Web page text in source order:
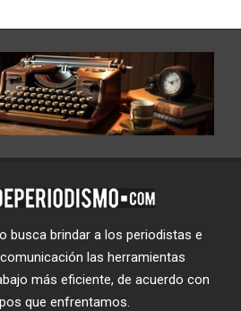
busca brindar a los periodistas e
las herramientas
más eficiente, de acuerdo con
que enfrentamos.